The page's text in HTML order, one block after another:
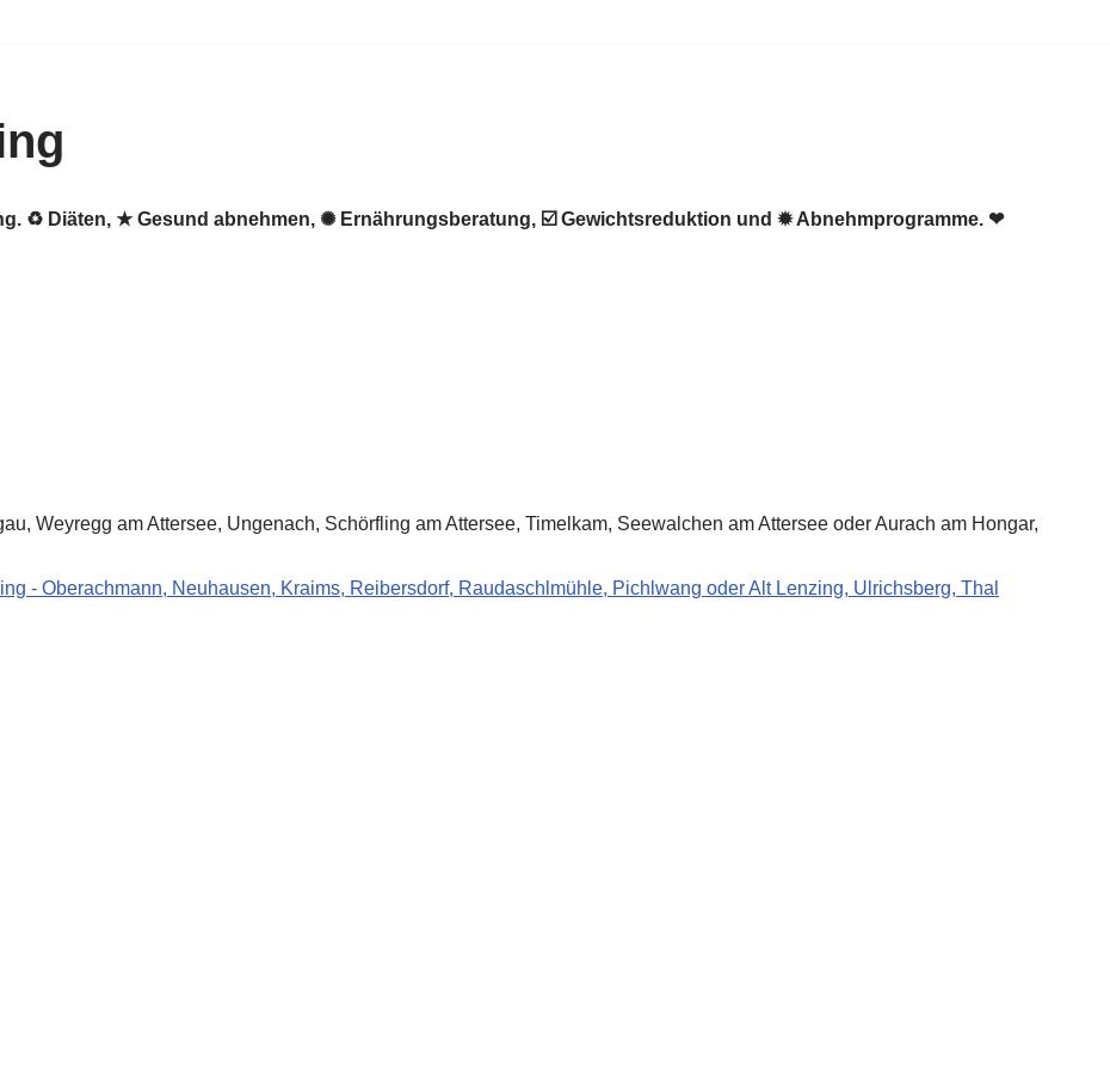
♻ Diäten, ★ Gesund abnehmen, ✺ Ernährungsberatung, ☑️ Gewichtsreduktion und ✹ Abnehmprogramme. ❤